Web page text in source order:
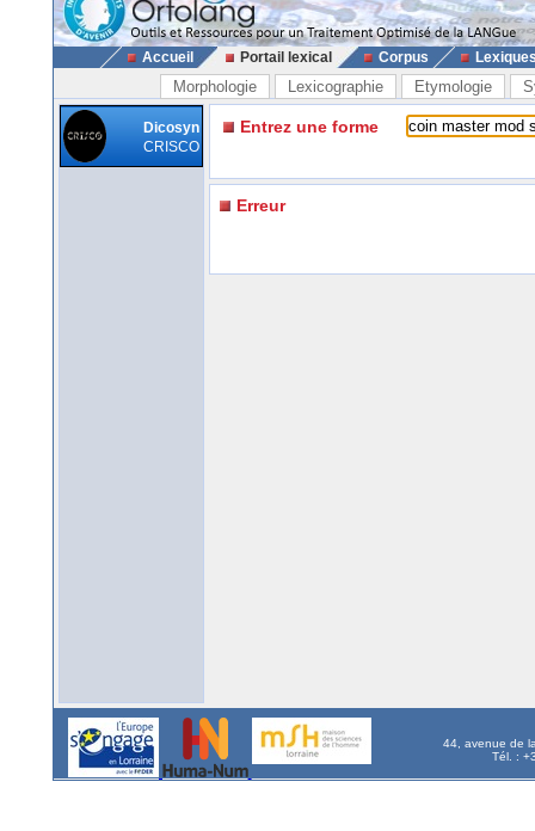
Accueil Portail lexical Corpus
Morphologie Lexicographie Etymologie
Dicosyn
CRISCO
Entrez une forme
Erreur
44, avenue de
Tél. :